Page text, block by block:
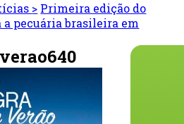
> Primeira edição do
pecuária brasileira em